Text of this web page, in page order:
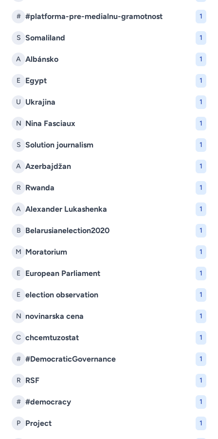
# #platforma-pre-medialnu-gramotnost 1
S Somaliland 1
A Albánsko 1
E Egypt 1
U Ukrajina 1
N Nina Fasciaux 1
S Solution journalism 1
A Azerbajdžan 1
R Rwanda 1
A Alexander Lukashenka 1
B Belarusianelection2020 1
M Moratorium 1
E European Parliament 1
E election observation 1
N novinarska cena 1
C chcemtuzostat 1
# #DemocraticGovernance 1
R RSF 1
# #democracy 1
P Project 1